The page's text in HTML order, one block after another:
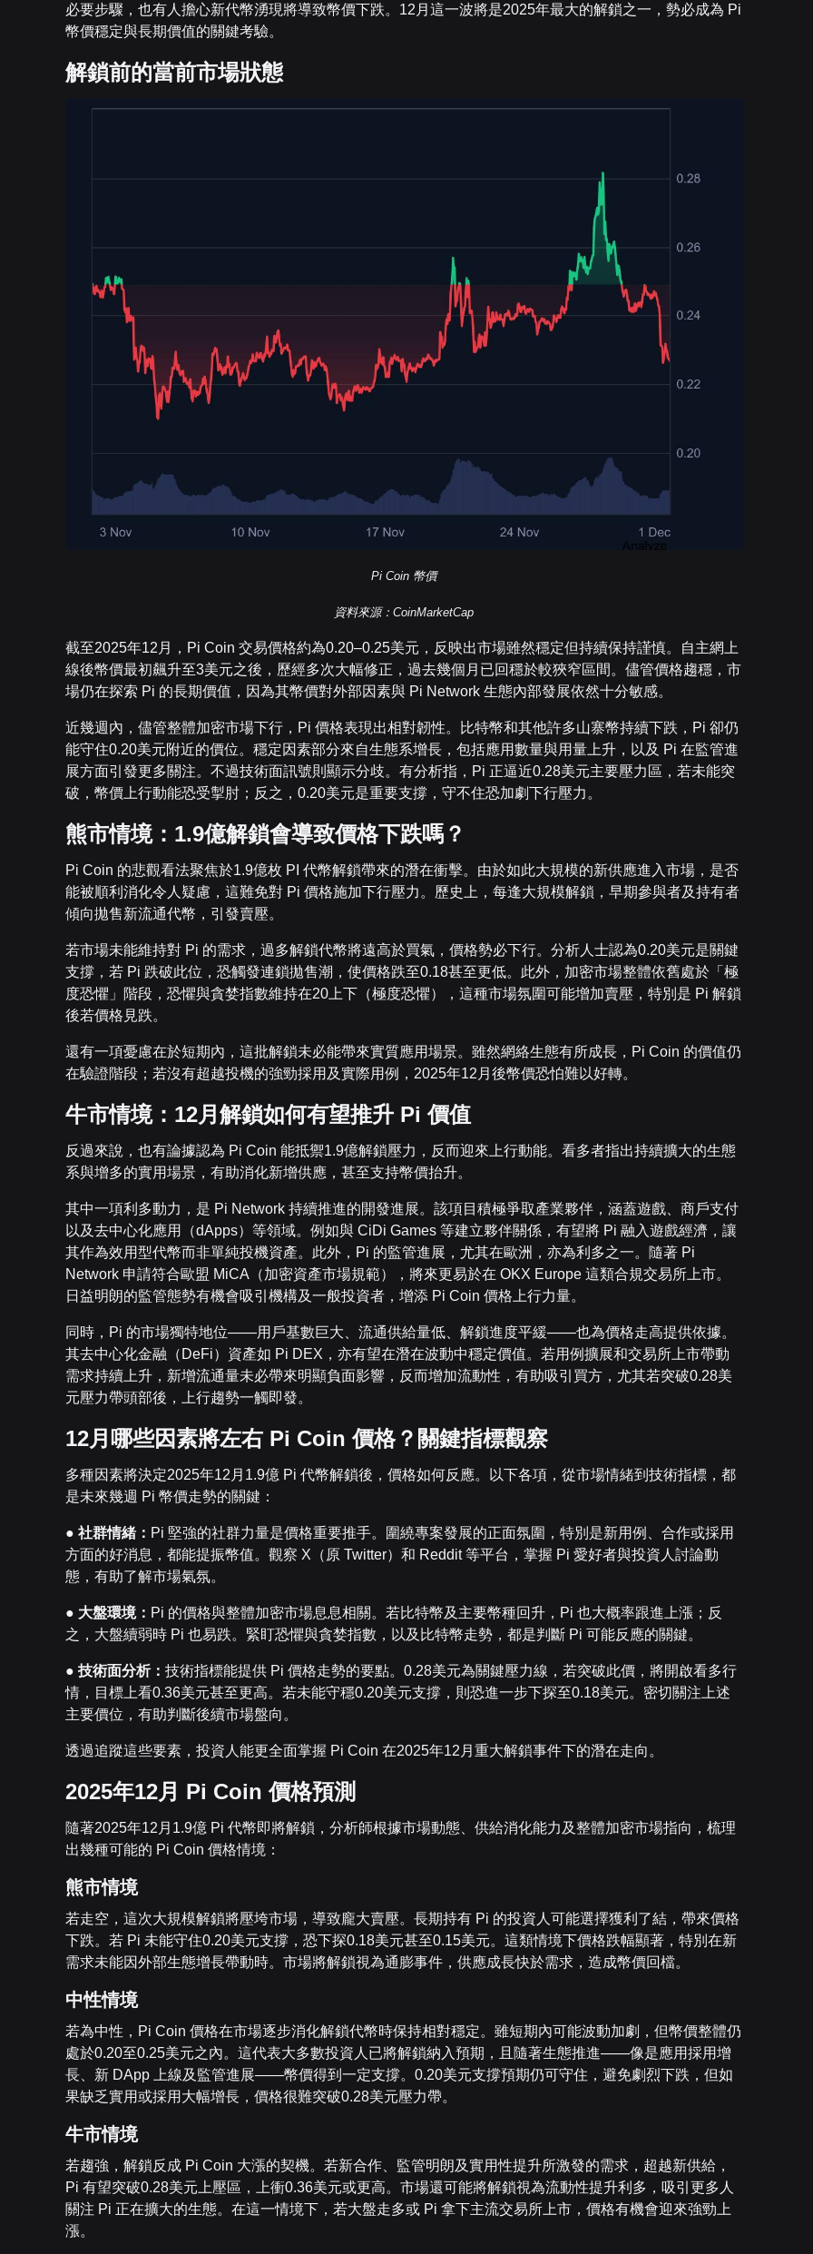
必要步驟，也有人擔心新代幣湧現將導致幣價下跌。12月這一波將是2025年最大的解鎖之一，勢必成為 Pi
幣價穩定與長期價值的關鍵考驗。
解鎖前的當前市場狀態
Pi Coin 幣價
資料來源：CoinMarketCap
截至2025年12月，Pi Coin 交易價格約為0.20–0.25美元，反映出市場雖然穩定但持續保持謹慎。自主網上
線後幣價最初飆升至3美元之後，歷經多次大幅修正，過去幾個月已回穩於較狹窄區間。儘管價格趨穩，市
場仍在探索 Pi 的長期價值，因為其幣價對外部因素與 Pi Network 生態內部發展依然十分敏感。
近幾週內，儘管整體加密市場下行，Pi 價格表現出相對韌性。比特幣和其他許多山寨幣持續下跌，Pi 卻仍
能守住0.20美元附近的價位。穩定因素部分來自生態系增長，包括應用數量與用量上升，以及 Pi 在監管進
展方面引發更多關注。不過技術面訊號則顯示分歧。有分析指，Pi 正逼近0.28美元主要壓力區，若未能突
破，幣價上行動能恐受掣肘；反之，0.20美元是重要支撐，守不住恐加劇下行壓力。
熊市情境：1.9億解鎖會導致價格下跌嗎？
Pi Coin 的悲觀看法聚焦於1.9億枚 PI 代幣解鎖帶來的潛在衝擊。由於如此大規模的新供應進入市場，是否
能被順利消化令人疑慮，這難免對 Pi 價格施加下行壓力。歷史上，每逢大規模解鎖，早期參與者及持有者
傾向拋售新流通代幣，引發賣壓。
若市場未能維持對 Pi 的需求，過多解鎖代幣將遠高於買氣，價格勢必下行。分析人士認為0.20美元是關鍵
支撐，若 Pi 跌破此位，恐觸發連鎖拋售潮，使價格跌至0.18甚至更低。此外，加密市場整體依舊處於「極
度恐懼」階段，恐懼與貪婪指數維持在20上下（極度恐懼），這種市場氛圍可能增加賣壓，特別是 Pi 解鎖
後若價格見跌。
還有一項憂慮在於短期內，這批解鎖未必能帶來實質應用場景。雖然網絡生態有所成長，Pi Coin 的價值仍
在驗證階段；若沒有超越投機的強勁採用及實際用例，2025年12月後幣價恐怕難以好轉。
牛市情境：12月解鎖如何有望推升 Pi 價值
反過來說，也有論據認為 Pi Coin 能抵禦1.9億解鎖壓力，反而迎來上行動能。看多者指出持續擴大的生態
系與增多的實用場景，有助消化新增供應，甚至支持幣價抬升。
其中一項利多動力，是 Pi Network 持續推進的開發進展。該項目積極爭取產業夥伴，涵蓋遊戲、商戶支付
以及去中心化應用（dApps）等領域。例如與 CiDi Games 等建立夥伴關係，有望將 Pi 融入遊戲經濟，讓
其作為效用型代幣而非單純投機資產。此外，Pi 的監管進展，尤其在歐洲，亦為利多之一。隨著 Pi
Network 申請符合歐盟 MiCA（加密資產市場規範），將來更易於在 OKX Europe 這類合規交易所上市。
日益明朗的監管態勢有機會吸引機構及一般投資者，增添 Pi Coin 價格上行力量。
同時，Pi 的市場獨特地位——用戶基數巨大、流通供給量低、解鎖進度平緩——也為價格走高提供依據。
其去中心化金融（DeFi）資產如 Pi DEX，亦有望在潛在波動中穩定價值。若用例擴展和交易所上市帶動
需求持續上升，新增流通量未必帶來明顯負面影響，反而增加流動性，有助吸引買方，尤其若突破0.28美
元壓力帶頭部後，上行趨勢一觸即發。
12月哪些因素將左右 Pi Coin 價格？關鍵指標觀察
多種因素將決定2025年12月1.9億 Pi 代幣解鎖後，價格如何反應。以下各項，從市場情緒到技術指標，都
是未來幾週 Pi 幣價走勢的關鍵：
● 社群情緒： Pi 堅強的社群力量是價格重要推手。圍繞專案發展的正面氛圍，特別是新用例、合作或採用
方面的好消息，都能提振幣值。觀察 X（原 Twitter）和 Reddit 等平台，掌握 Pi 愛好者與投資人討論動
態，有助了解市場氣氛。
● 大盤環境： Pi 的價格與整體加密市場息息相關。若比特幣及主要幣種回升，Pi 也大概率跟進上漲；反
之，大盤續弱時 Pi 也易跌。緊盯恐懼與貪婪指數，以及比特幣走勢，都是判斷 Pi 可能反應的關鍵。
● 技術面分析： 技術指標能提供 Pi 價格走勢的要點。0.28美元為關鍵壓力線，若突破此價，將開啟看多行
情，目標上看0.36美元甚至更高。若未能守穩0.20美元支撐，則恐進一步下探至0.18美元。密切關注上述
主要價位，有助判斷後續市場盤向。
透過追蹤這些要素，投資人能更全面掌握 Pi Coin 在2025年12月重大解鎖事件下的潛在走向。
2025年12月 Pi Coin 價格預測
隨著2025年12月1.9億 Pi 代幣即將解鎖，分析師根據市場動態、供給消化能力及整體加密市場指向，梳理
出幾種可能的 Pi Coin 價格情境：
熊市情境
若走空，這次大規模解鎖將壓垮市場，導致龐大賣壓。長期持有 Pi 的投資人可能選擇獲利了結，帶來價格
下跌。若 Pi 未能守住0.20美元支撐，恐下探0.18美元甚至0.15美元。這類情境下價格跌幅顯著，特別在新
需求未能因外部生態增長帶動時。市場將解鎖視為通膨事件，供應成長快於需求，造成幣價回檔。
中性情境
若為中性，Pi Coin 價格在市場逐步消化解鎖代幣時保持相對穩定。雖短期內可能波動加劇，但幣價整體仍
處於0.20至0.25美元之內。這代表大多數投資人已將解鎖納入預期，且隨著生態推進——像是應用採用增
長、新 DApp 上線及監管進展——幣價得到一定支撐。0.20美元支撐預期仍可守住，避免劇烈下跌，但如
果缺乏實用或採用大幅增長，價格很難突破0.28美元壓力帶。
牛市情境
若趨強，解鎖反成 Pi Coin 大漲的契機。若新合作、監管明朗及實用性提升所激發的需求，超越新供給，
Pi 有望突破0.28美元上壓區，上衝0.36美元或更高。市場還可能將解鎖視為流動性提升利多，吸引更多人
關注 Pi 正在擴大的生態。在這一情境下，若大盤走多或 Pi 拿下主流交易所上市，價格有機會迎來強勁上
漲。